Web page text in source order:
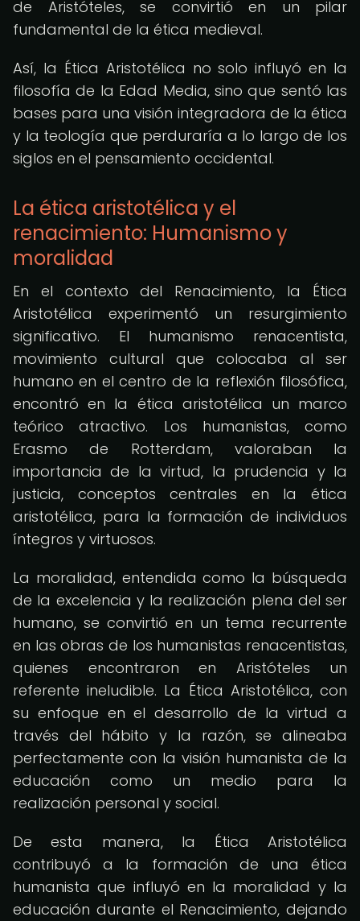
de Aristóteles, se convirtió en un pilar
fundamental de la ética medieval.
Así, la Ética Aristotélica no solo influyó en la
filosofía de la Edad Media, sino que sentó las
bases para una visión integradora de la ética
y la teología que perduraría a lo largo de los
siglos en el pensamiento occidental.
La ética aristotélica y el
renacimiento: Humanismo y
moralidad
En el contexto del Renacimiento, la Ética
Aristotélica experimentó un resurgimiento
significativo. El humanismo renacentista,
movimiento cultural que colocaba al ser
humano en el centro de la reflexión filosófica,
encontró en la ética aristotélica un marco
teórico atractivo. Los humanistas, como
Erasmo de Rotterdam, valoraban la
importancia de la virtud, la prudencia y la
justicia, conceptos centrales en la ética
aristotélica, para la formación de individuos
íntegros y virtuosos.
La moralidad, entendida como la búsqueda
de la excelencia y la realización plena del ser
humano, se convirtió en un tema recurrente
en las obras de los humanistas renacentistas,
quienes encontraron en Aristóteles un
referente ineludible. La Ética Aristotélica, con
su enfoque en el desarrollo de la virtud a
través del hábito y la razón, se alineaba
perfectamente con la visión humanista de la
educación como un medio para la
realización personal y social.
De esta manera, la Ética Aristotélica
contribuyó a la formación de una ética
humanista que influyó en la moralidad y la
educación durante el Renacimiento, dejando